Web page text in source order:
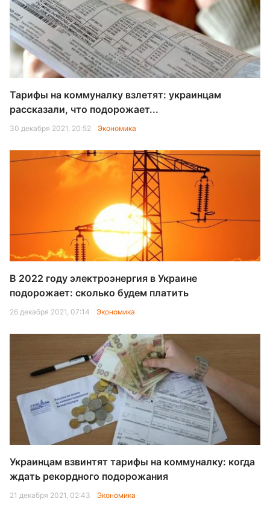
Тарифы на коммуналку взлетят: украинцам
рассказали, что подорожает...
30 декабря 2021, 20:52 Экономика
В 2022 году электроэнергия в Украине
подорожает: сколько будем платить
26 декабря 2021, 07:14 Экономика
Украинцам взвинтят тарифы на коммуналку: когда
ждать рекордного подорожания
21 декабря 2021, 02:43 Экономика